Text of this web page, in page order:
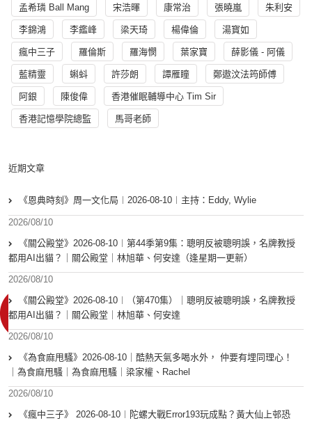
孟希璘 Ball Mang 宋浩暉 康常治 張曉嵐 朱利安
李錦鴻 李鑑峰 梁天琦 楊偉倫 湯寳如
瘋中三子 羅倫斯 羅海憫 葉家寶 薛影儀 - 阿儀
藍精靈 蝌蚪 許莎朗 譚雁瞳 鄭遨汶法筠師傅
阿銀 陳俊偉 香港催眠輔導中心 Tim Sir
香港記憶學院總監 馬哥老師
近期文章
《恩典時刻》周一文化局︱2026-08-10︱主持：Eddy, Wylie
2026/08/10
《關公殿堂》2026-08-10︱第44季第9集：聰明反被聰明誤，名牌教授
都用AI出貓？｜關公殿堂｜林旭華、何安達（逢星期一更新）
2026/08/10
《關公殿堂》2026-08-10︱（第470集）｜聰明反被聰明誤，名牌教授
都用AI出貓？｜關公殿堂｜林旭華、何安達
2026/08/10
《為食麻甩騷》2026-08-10｜酷熱天氣多喝水外， 仲要有埋同理心！
｜為食麻甩騷｜為食麻甩騷｜梁家權、Rachel
2026/08/10
《瘋中三子》 2026-08-10︱陀螺大戰Error193玩成點？黃大仙上邨恐